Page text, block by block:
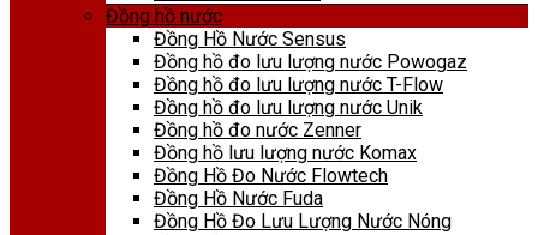
Đồng hồ nước
Đồng Hồ Nước Sensus
Đồng hồ đo lưu lượng nước Powogaz
Đồng hồ đo lưu lượng nước T-Flow
Đồng hồ đo lưu lượng nước Unik
Đồng hồ đo nước Zenner
Đồng hồ lưu lượng nước Komax
Đồng Hồ Đo Nước Flowtech
Đồng Hồ Nước Fuda
Đồng Hồ Đo Lưu Lượng Nước Nóng